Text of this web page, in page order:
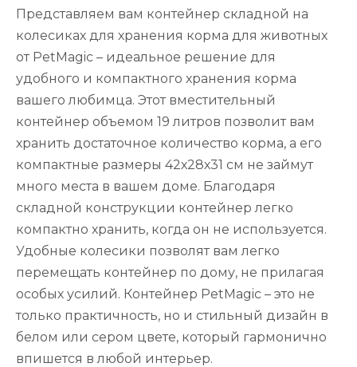
Представляем вам контейнер складной на
колесиках для хранения корма для животных
от PetMagic – идеальное решение для
удобного и компактного хранения корма
вашего любимца. Этот вместительный
контейнер объемом 19 литров позволит вам
хранить достаточное количество корма, а его
компактные размеры 42х28х31 см не займут
много места в вашем доме. Благодаря
складной конструкции контейнер легко
компактно хранить, когда он не используется.
Удобные колесики позволят вам легко
перемещать контейнер по дому, не прилагая
особых усилий. Контейнер PetMagic – это не
только практичность, но и стильный дизайн в
белом или сером цвете, который гармонично
впишется в любой интерьер.